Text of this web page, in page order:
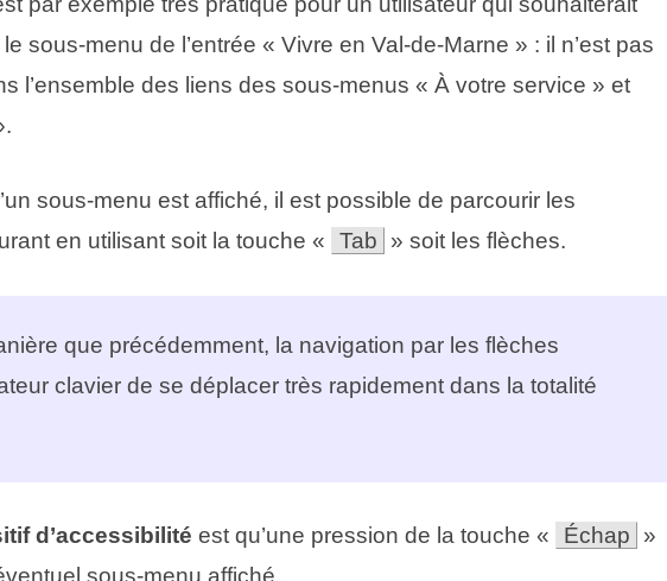
sous-menu de l’entrée « Vivre en Val-de-Marne » : il n’est pas
l’ensemble des liens des sous-menus « À votre service » et
sous-menu est affiché, il est possible de parcourir les
en utilisant soit la touche «
Tab » soit les flèches.
que précédemment, la navigation par les flèches
clavier de se déplacer très rapidement dans la totalité
d’accessibilité est qu’une pression de la touche « Échap
»